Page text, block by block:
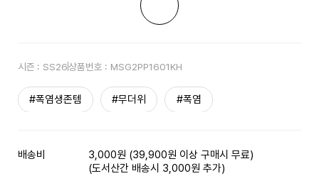
시즌 : SS26상품번호 : MSG2PP1601KH
#폭염생존템 #무더위 #폭염
배송비
3,000원 (39,900원 이상 구매시 무료)
(도서산간 배송시 3,000원 추가)